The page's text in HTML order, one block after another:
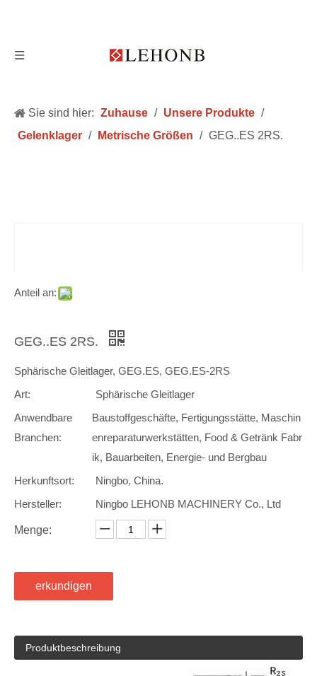
Sie sind hier: Zuhause / Unsere Produkte /
Gelenklager / Metrische Größen / GEG..ES 2RS.
Anteil an:
GEG..ES 2RS.
Sphärische Gleitlager, GEG.ES, GEG.ES-2RS
Art:
Sphärische Gleitlager
Anwendbare
Branchen:
Baustoffgeschäfte, Fertigungsstätte, Maschin
enreparaturwerkstätten, Food & Getränk Fabr
ik, Bauarbeiten, Energie- und Bergbau
Herkunftsort:
Ningbo, China.
Hersteller:
Ningbo LEHONB MACHINERY Co., Ltd
Menge:
erkundigen
Produktbeschreibung